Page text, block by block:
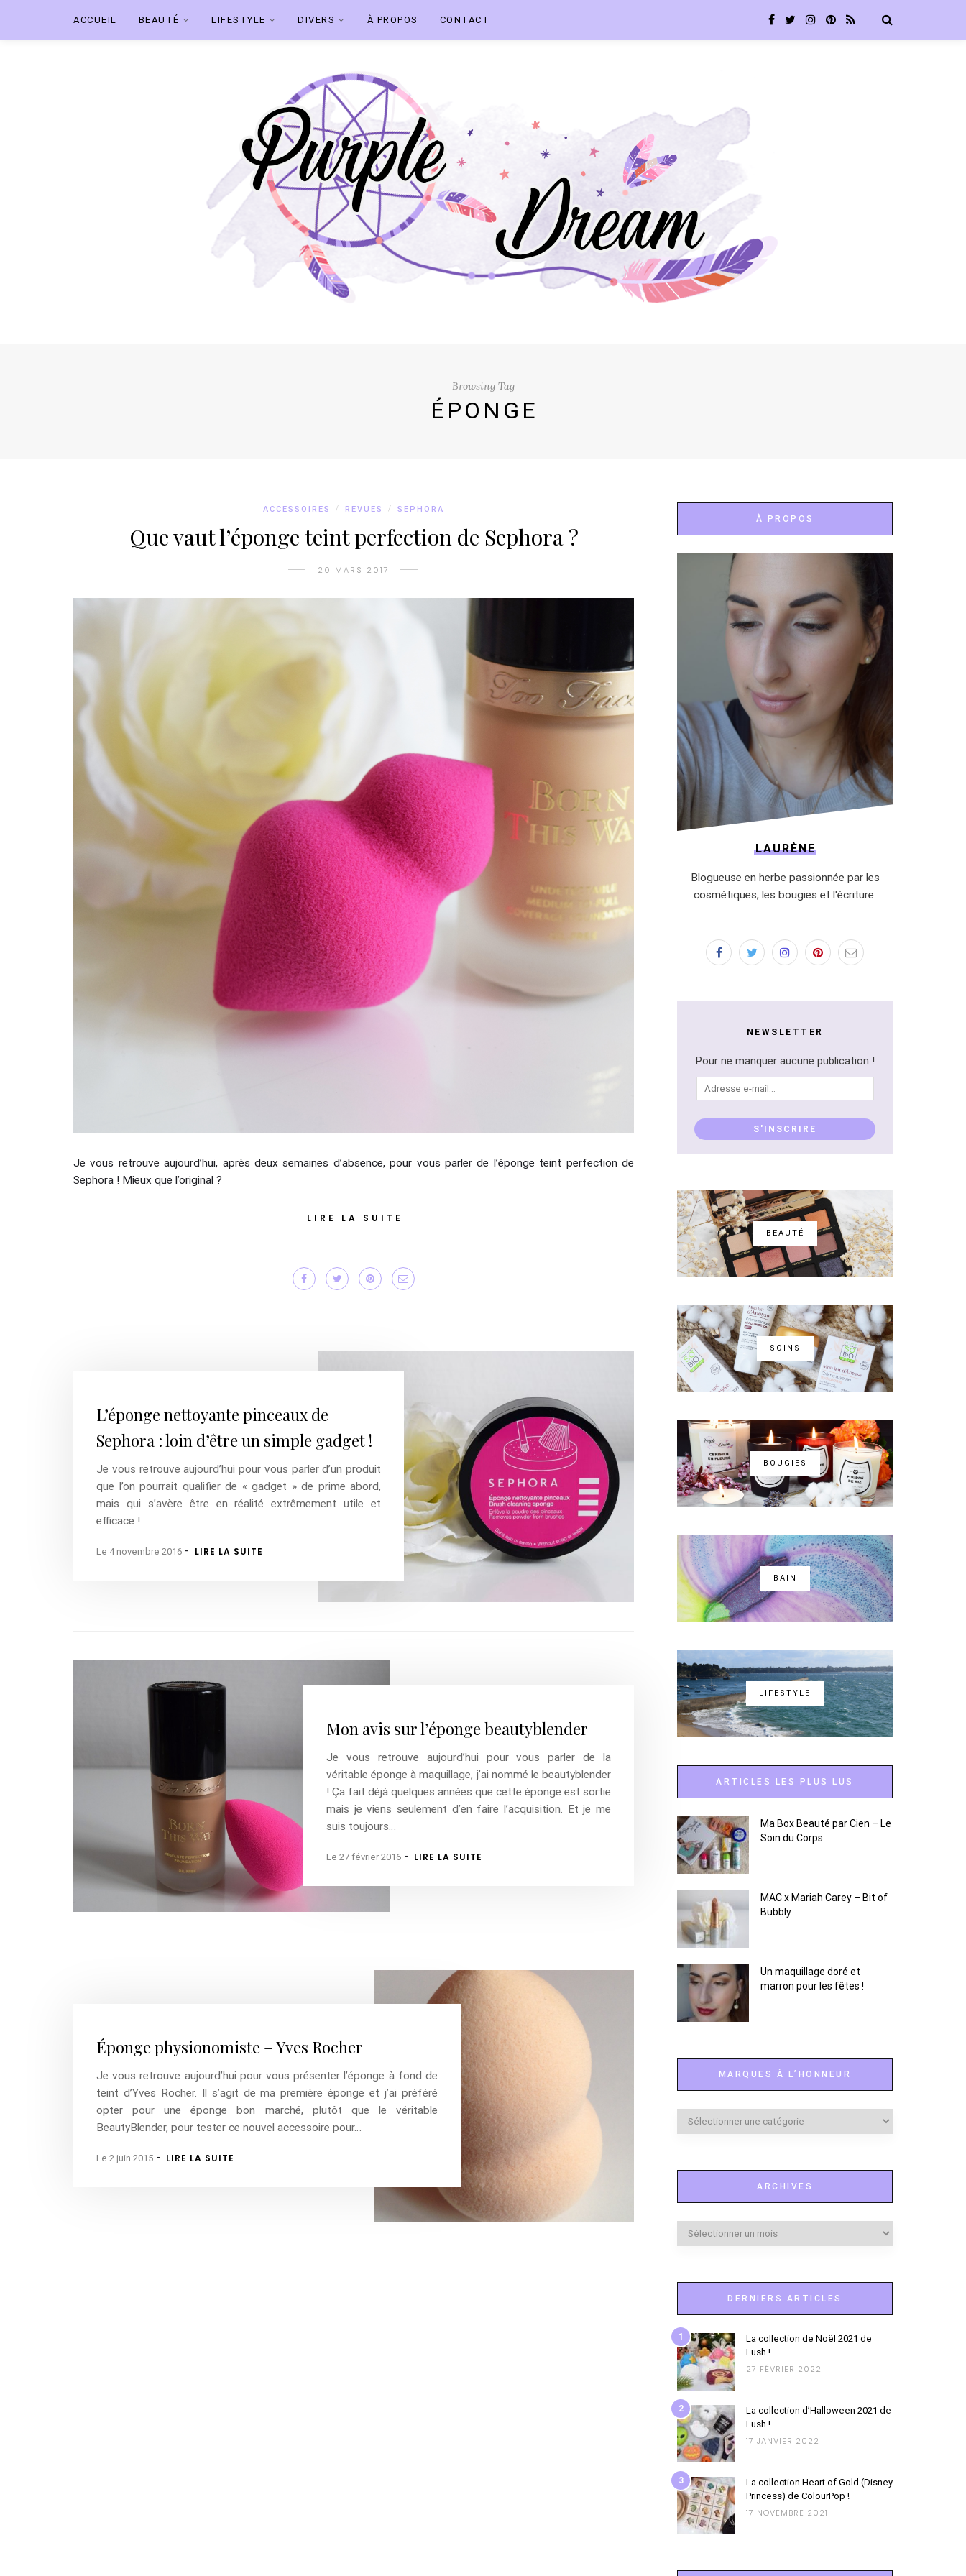
ACCUEIL BEAUTÉ LIFESTYLE DIVERS À PROPOS CONTACT
Browsing Tag
ÉPONGE
ACCESSOIRES / REVUES / SEPHORA
Que vaut l’éponge teint perfection de Sephora ?
20 MARS 2017
Je vous retrouve aujourd’hui, après deux semaines d’absence, pour vous parler de l’éponge teint perfection de
Sephora ! Mieux que l’original ?
LIRE LA SUITE
L’éponge nettoyante pinceaux de
Sephora : loin d’être un simple gadget !
Je vous retrouve aujourd’hui pour vous parler d’un produit
que l’on pourrait qualifier de « gadget » de prime abord,
mais qui s’avère être en réalité extrêmement utile et
efficace !
Le 4 novembre 2016 - LIRE LA SUITE
Mon avis sur l’éponge beautyblender
Je vous retrouve aujourd’hui pour vous parler de la
véritable éponge à maquillage, j’ai nommé le beautyblender
! Ça fait déjà quelques années que cette éponge est sortie
mais je viens seulement d’en faire l’acquisition. Et je me
suis toujours…
Le 27 février 2016 - LIRE LA SUITE
Éponge physionomiste – Yves Rocher
Je vous retrouve aujourd’hui pour vous présenter l’éponge à fond de
teint d’Yves Rocher. Il s’agit de ma première éponge et j’ai préféré
opter pour une éponge bon marché, plutôt que le véritable
BeautyBlender, pour tester ce nouvel accessoire pour…
Le 2 juin 2015 - LIRE LA SUITE
À PROPOS
LAURÈNE
Blogueuse en herbe passionnée par les
cosmétiques, les bougies et l'écriture.
NEWSLETTER
Pour ne manquer aucune publication !
Adresse
e-
S'INSCRIRE
BEAUTÉ
SOINS
BOUGIES
BAIN
LIFESTYLE
ARTICLES LES PLUS LUS
Ma Box Beauté par Cien – Le
Soin du Corps
MAC x Mariah Carey – Bit of
Bubbly
Un maquillage doré et
marron pour les fêtes !
MARQUES À L’HONNEUR
Marques
ARCHIVES
Archives
DERNIERS ARTICLES
1
La collection de Noël 2021 de
Lush !
27 FÉVRIER 2022
2
La collection d’Halloween 2021 de
Lush !
17 JANVIER 2022
3
La collection Heart of Gold (Disney
Princess) de ColourPop !
17 NOVEMBRE 2021